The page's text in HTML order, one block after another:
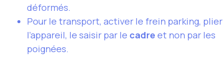
déformés.
Pour le transport, activer le frein parking, plier
l’appareil, le saisir par le cadre et non par les
poignées.